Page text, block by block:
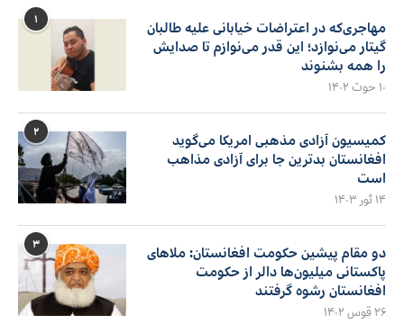
۱
مهاجری‌که در اعتراضات خیابانی علیه طالبان
گیتار می‌نوازد؛ این قدر می‌نوازم تا صدایش
را همه بشنوند
۱۰ حوت ۱۴۰۲
۲
کمیسیون آزادی مذهبی امریکا می‌گوید
افغانستان بدترین جا برای آزادی مذاهب
است
۱۴ ثور ۱۴۰۳
۳
دو مقام پیشین حکومت افغانستان: ملاهای
پاکستانی میلیون‌ها دالر از حکومت
افغانستان رشوه گرفتند
۲۶ قوس ۱۴۰۲